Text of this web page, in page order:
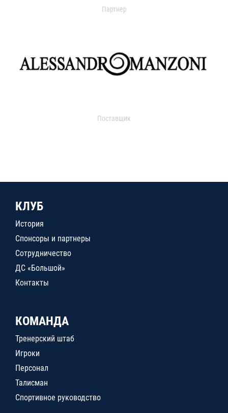
Партнер
Поставщик
КЛУБ
История
Спонсоры и партнеры
Сотрудничество
ДС «Большой»
Контакты
КОМАНДА
Тренерский штаб
Игроки
Персонал
Талисман
Спортивное руководство